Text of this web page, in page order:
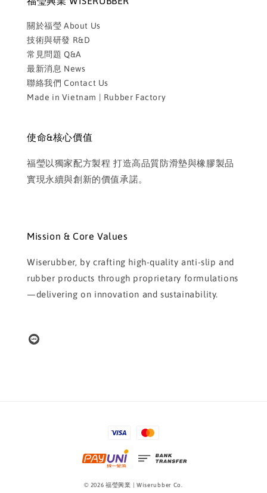
關於福瑩 About Us
技術與研發 R&D
常見問題 Q&A
最新消息 News
聯絡我們 Contact Us
Made in Vietnam | Rubber Factory
使命&核心價值
福瑩以獨家配方製程 打造高品質防滑墊與橡膠製品
實現永續與創新的價值承諾。
Mission & Core Values
Wiserubber, by crafting high-quality anti-slip and
rubber products through proprietary formulations
—delivering on innovation and sustainability.
© 2026 福瑩興業 | Wiserubber Co.